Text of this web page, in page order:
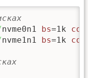
nvme0n1 bs=1k
nvme1n1 bs=1k